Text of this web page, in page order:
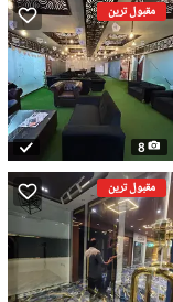
مقبول ترین
8
مقبول ترین